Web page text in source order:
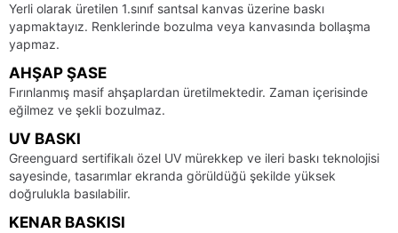
Yerli olarak üretilen 1.sınıf santsal kanvas üzerine baskı
yapmaktayız. Renklerinde bozulma veya kanvasında bollaşma
yapmaz.
AHŞAP ŞASE
Fırınlanmış masif ahşaplardan üretilmektedir. Zaman içerisinde
eğilmez ve şekli bozulmaz.
UV BASKI
Greenguard sertifikalı özel UV mürekkep ve ileri baskı teknolojisi
sayesinde, tasarımlar ekranda görüldüğü şekilde yüksek
doğrulukla basılabilir.
KENAR BASKISI